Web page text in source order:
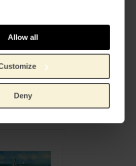
Allow all
Deny
Van Gogh IXXI Zonnebloemen 140 x 180
is:
Van Gogh IXXI Zonnebloemen 80 x 100
MODERNE WANDDECORATIE
Originele prijs was:
€80,17 , Huidige prijs is:
€56,12